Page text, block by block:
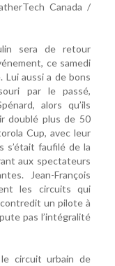
Canada /
sera de retour
ce samedi
Lui aussi a de bons
par le passé,
alors qu’ils
doublé plus de 50
Cup, avec leur
s’était faufilé de la
aux spectateurs
Jean-François
les circuits qui
un pilote à
pas l’intégralité
circuit urbain de